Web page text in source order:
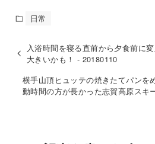
日常
入浴時間を寝る直前から夕食前に
大きいかも！ - 20180110
横手山頂ヒュッテの焼きたてパンを
動時間の方が長かった志賀高原スキ